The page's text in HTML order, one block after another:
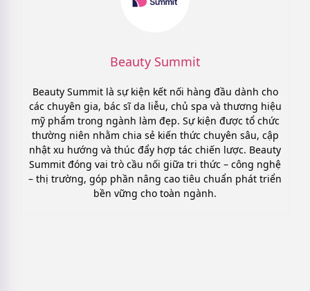
Beauty Summit
Beauty Summit là sự kiện kết nối hàng đầu dành cho
các chuyên gia, bác sĩ da liễu, chủ spa và thương hiệu
mỹ phẩm trong ngành làm đẹp. Sự kiện được tổ chức
thường niên nhằm chia sẻ kiến thức chuyên sâu, cập
nhật xu hướng và thúc đẩy hợp tác chiến lược. Beauty
Summit đóng vai trò cầu nối giữa tri thức – công nghệ
– thị trường, góp phần nâng cao tiêu chuẩn phát triển
bền vững cho toàn ngành.